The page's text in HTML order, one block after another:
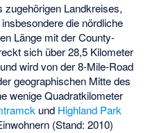
zugehörigen Landkreises,
die nördliche
Länge mit der County-
sich über 28,5 Kilometer
wird von der 8-Mile-Road
geographischen Mitte des
wenige Quadratkilometer
und Highland Park
(Stand: 2010)